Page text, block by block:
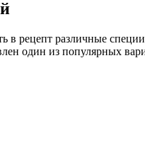
в рецепт различные
один из популярных